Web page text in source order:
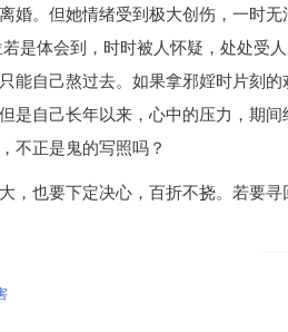
婚。但她情绪受到极大创伤，一时
是体会到，时时被人怀疑，处处受
能自己熬过去。如果拿邪婬时片刻
是自己长年以来，心中的压力，期
不正是鬼的写照吗？
，也要下定决心，百折不挠。若要